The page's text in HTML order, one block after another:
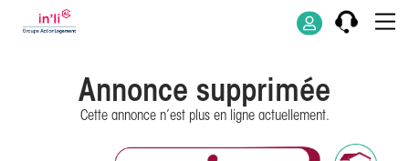
Annonce supprimée
Cette annonce n’est plus en ligne actuellement.